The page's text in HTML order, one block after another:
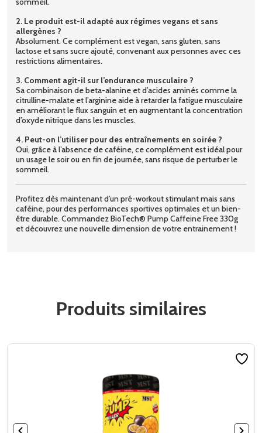
2. Le produit est-il adapté aux régimes vegans et sans
allergènes ?
Absolument. Ce complément est vegan, sans gluten, sans
lactose et sans sucre ajouté, convenant aux personnes avec ces
restrictions alimentaires.
3. Comment agit-il sur l’endurance musculaire ?
Sa combinaison de beta-alanine et d’acides aminés comme la
citrulline-malate et l’arginine aide à retarder la fatigue musculaire
en améliorant le flux sanguin et en augmentant la concentration
d’oxyde nitrique dans les muscles.
4. Peut-on l’utiliser pour des entraînements en soirée ?
Oui, grâce à l’absence de caféine, ce complément est idéal pour
un usage le soir ou en fin de journée, sans risque de perturber le
sommeil.
Profitez dès maintenant d’un pré-workout stimulant mais sans
caféine, pour des performances sportives optimales et un bien-
être durable. Commandez BioTech® Pump Caffeine Free 330g
et découvrez une nouvelle dimension de votre entrainement !
Produits similaires